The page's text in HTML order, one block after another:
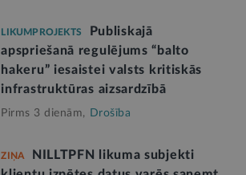
LIKUMPROJEKTS
Publiskajā
apspriešanā regulējums “balto
hakeru” iesaistei valsts kritiskās
infrastruktūras aizsardzībā
Pirms 3 dienām, Drošība
ZIŅA
NILLTPFN likuma subjekti